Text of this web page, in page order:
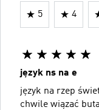
5 4
język ns na e
język na rzep
chwile wiązać buta